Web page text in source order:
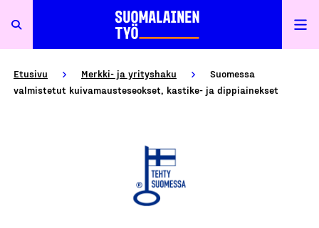
Etusivu Merkki- ja yrityshaku
Suomessa
valmistetut kuivamausteseokset, kastike- ja dippiainekset